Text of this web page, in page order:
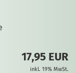
17,95 EUR
inkl. 19% MwSt.